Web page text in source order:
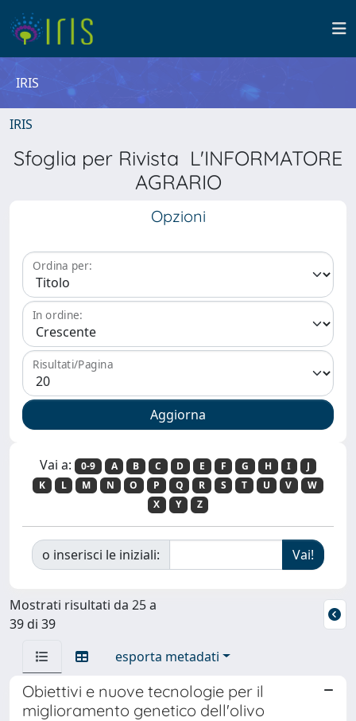
IRIS
IRIS
Sfoglia per Rivista L'INFORMATORE
AGRARIO
Opzioni
Ordina per:
In ordine:
Risultati/Pagina
Vai a: 0-9 A B C D E F G H I
J
K
L M N O P Q R S T U V
W
X
Y Z
o inserisci le iniziali:
Mostrati risultati da 25 a
39 di 39
esporta metadati
Obiettivi e nuove tecnologie per il
miglioramento genetico dell'olivo